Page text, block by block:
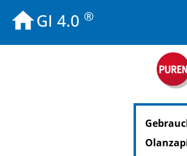
GI 4.0 ®
PZN:
PPN:
NTIN: